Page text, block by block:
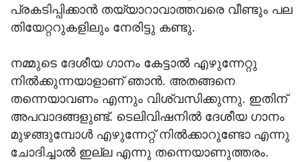
പ്രകടിപ്പിക്കാന്‍ തയ്യാറാവാത്തവരെ വീണ്ടും പല
തിയേറ്ററുകളിലും നേരിട്ടു കണ്ടു.
നമ്മുടെ ദേശീയ ഗാനം കേട്ടാല്‍ എഴുന്നേറ്റു
നില്‍ക്കുന്നയാളാണ് ഞാന്‍. അതങ്ങനെ
തന്നെയാവണം എന്നും വിശ്വസിക്കുന്നു. ഇതിന്
അപവാദങ്ങളുണ്ട്. ടെലിവിഷനില്‍ ദേശീയ ഗാനം
മുഴങ്ങുമ്പോള്‍ എഴുന്നേറ്റ് നില്‍ക്കാറുണ്ടോ എന്നു
ചോദിച്ചാല്‍ ഇല്ല എന്നു തന്നെയാണുത്തരം.